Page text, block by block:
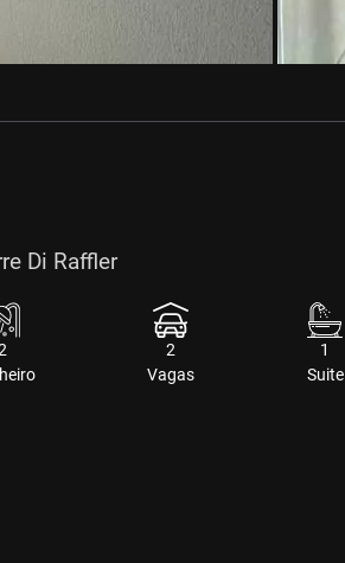
Di Raffler
2
Vagas
1
Suite